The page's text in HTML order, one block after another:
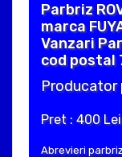
Parbriz
marca
Vanzari
cod postal
Producator
Pret : 400 Lei
Abrevieri